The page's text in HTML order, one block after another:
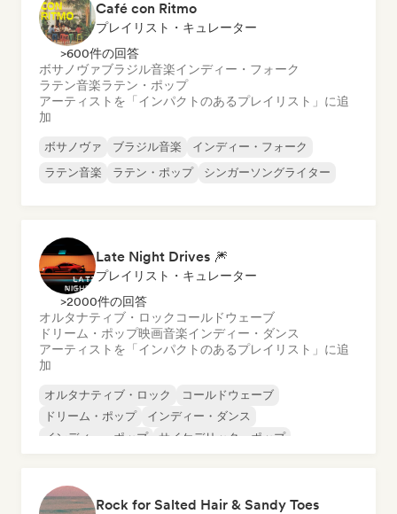
Café con Ritmo
プレイリスト・キュレーター
>600件の回答
ボサノヴァブラジル音楽インディー・フォーク
ラテン音楽ラテン・ポップ
アーティストを「インパクトのあるプレイリスト」に追
加
ボサノヴァ ブラジル音楽
インディー・フォーク
ラテン音楽
ラテン・ポップ シンガーソングライター
Late Night Drives 🎆
プレイリスト・キュレーター
>2000件の回答
オルタナティブ・ロック コールドウェーブ
ドリーム・ポップ映画音楽インディー・ダンス
アーティストを「インパクトのあるプレイリスト」に追
加
オルタナティブ・ロック
コールドウェーブ
ドリーム・ポップ
インディー・ダンス
インディー・ポップ
サイケデリック・ポップ
Rock for Salted Hair & Sandy Toes